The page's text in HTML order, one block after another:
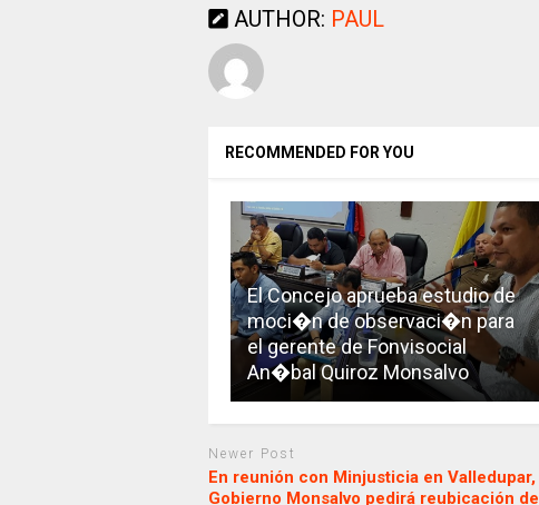
AUTHOR: PAUL
RECOMMENDED FOR YOU
El Concejo aprueba estudio de
moci�n de observaci�n para
el gerente de Fonvisocial
An�bal Quiroz Monsalvo
Newer Post
En reunión con Minjusticia en Valledupar,
Gobierno Monsalvo pedirá reubicación de